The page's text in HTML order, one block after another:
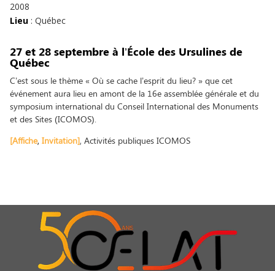
2008
Lieu: Québec
27 et 28 septembre à l’École des Ursulines de
Québec
C’est sous le thème « Où se cache l’esprit du lieu? » que cet
événement aura lieu en amont de la 16e assemblée générale et du
symposium international du Conseil International des Monuments
et des Sites (ICOMOS).
[Affiche, Invitation], Activités publiques ICOMOS